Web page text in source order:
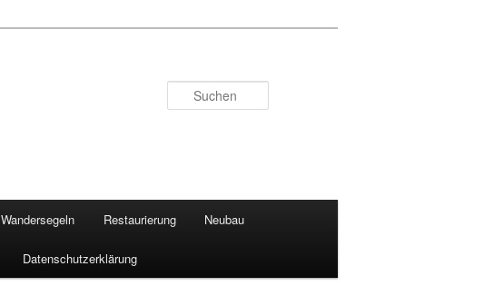
Wandersegeln Restaurierung Neubau
Datenschutzerklärung